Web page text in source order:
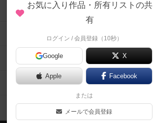
お気に入り作品・所有リストの共
有
ログイン / 会員登録（10秒）
Google X
Apple Facebook
または
メールで会員登録
メカニクス特集
掲示板・トピックス
ボドとも・会員一覧
ボードゲーム業界コラム
ボドゲーマご利用案内